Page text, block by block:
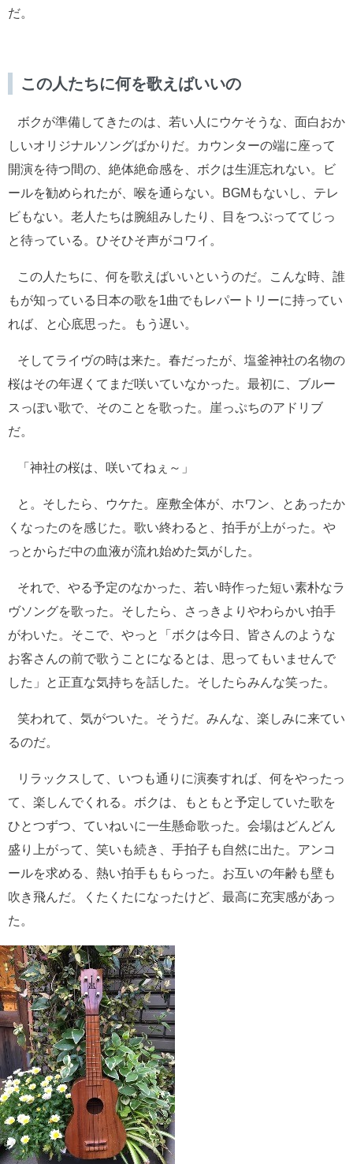
だ。
この人たちに何を歌えばいいの
ボクが準備してきたのは、若い人にウケそうな、面白おか
しいオリジナルソングばかりだ。カウンターの端に座って
開演を待つ間の、絶体絶命感を、ボクは生涯忘れない。ビ
ールを勧められたが、喉を通らない。BGMもないし、テレ
ビもない。老人たちは腕組みしたり、目をつぶっててじっ
と待っている。ひそひそ声がコワイ。
この人たちに、何を歌えばいいというのだ。こんな時、誰
もが知っている日本の歌を1曲でもレパートリーに持ってい
れば、と心底思った。もう遅い。
そしてライヴの時は来た。春だったが、塩釜神社の名物の
桜はその年遅くてまだ咲いていなかった。最初に、ブルー
スっぽい歌で、そのことを歌った。崖っぷちのアドリブ
だ。
「神社の桜は、咲いてねぇ～」
と。そしたら、ウケた。座敷全体が、ホワン、とあったか
くなったのを感じた。歌い終わると、拍手が上がった。や
っとからだ中の血液が流れ始めた気がした。
それで、やる予定のなかった、若い時作った短い素朴なラ
ヴソングを歌った。そしたら、さっきよりやわらかい拍手
がわいた。そこで、やっと「ボクは今日、皆さんのような
お客さんの前で歌うことになるとは、思ってもいませんで
した」と正直な気持ちを話した。そしたらみんな笑った。
笑われて、気がついた。そうだ。みんな、楽しみに来てい
るのだ。
リラックスして、いつも通りに演奏すれば、何をやったっ
て、楽しんでくれる。ボクは、もともと予定していた歌を
ひとつずつ、ていねいに一生懸命歌った。会場はどんどん
盛り上がって、笑いも続き、手拍子も自然に出た。アンコ
ールを求める、熱い拍手ももらった。お互いの年齢も壁も
吹き飛んだ。くたくたになったけど、最高に充実感があっ
た。